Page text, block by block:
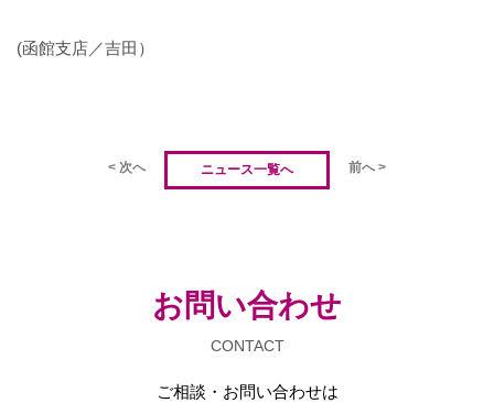
(函館支店／吉田）
< 次へ ニュース一覧へ 前へ >
お問い合わせ
CONTACT
ご相談・お問い合わせは